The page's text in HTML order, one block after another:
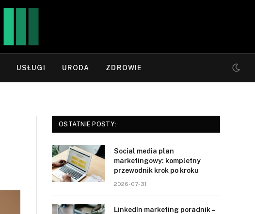
USŁUGI URODA ZDROWIE
OSTATNIE POSTY:
Social media plan
marketingowy: kompletny
przewodnik krok po kroku
2026-07-31
LinkedIn marketing poradnik –